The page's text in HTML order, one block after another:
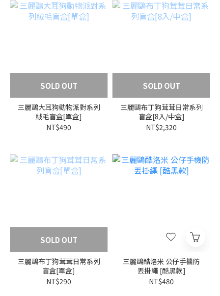
SOLD OUT
三麗鷗大耳狗動物派對系列
絨毛盲盒[單盒]
NT$490
SOLD OUT
三麗鷗布丁狗茸茸日常系列
盲盒[8入/中盒]
NT$2,320
SOLD OUT
三麗鷗布丁狗茸茸日常系列
盲盒[單盒]
NT$290
三麗鷗酷洛米 公仔手機防
丟掛繩 [酷黑款]
NT$480